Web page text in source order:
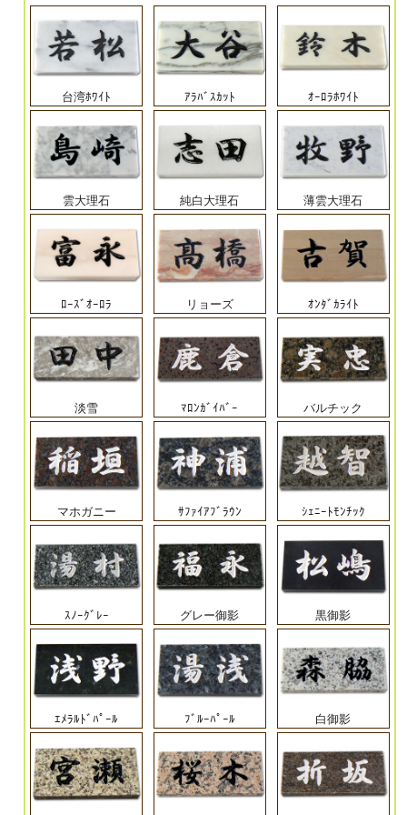
台湾ﾎﾜｲﾄ ｱﾗﾊﾞｽｶｯﾄ ｵｰﾛﾗﾎﾜｲﾄ
雲大理石 純白大理石 薄雲大理石
ﾛｰｽﾞｵｰﾛﾗ リョーズ ｵﾝﾀﾞｶﾗｲﾄ
淡雪 ﾏﾛﾝｶﾞｲﾊﾞｰ バルチック
マホガニー ｻﾌｧｲｱﾌﾞﾗｳﾝ ｼｪﾆｰﾄﾓﾝﾁｯｸ
ｽﾉｰｸﾞﾚｰ グレー御影 黒御影
ｴﾒﾗﾙﾄﾞﾊﾟｰﾙ ﾌﾞﾙｰﾊﾟｰﾙ 白御影